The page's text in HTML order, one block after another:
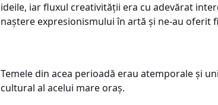
ideile, iar fluxul creativității era cu adevărat
naștere expresionismului în artă și ne-au oferit
Temele din acea perioadă erau atemporale și
cultural al acelui mare oraș.